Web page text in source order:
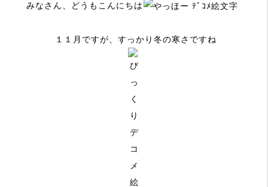
みなさん、どうもこんにちは
１１月ですが、すっかり冬の寒さですね